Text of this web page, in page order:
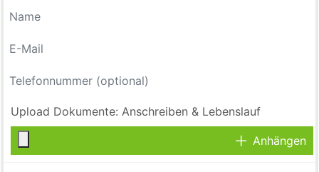
Anhängen